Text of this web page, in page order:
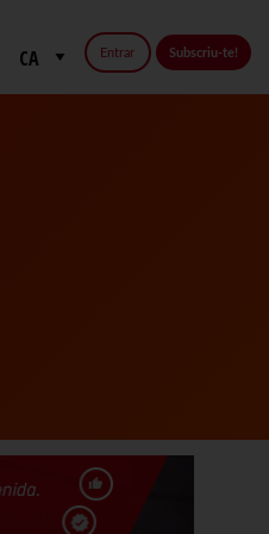
Entrar Subscriu-te!